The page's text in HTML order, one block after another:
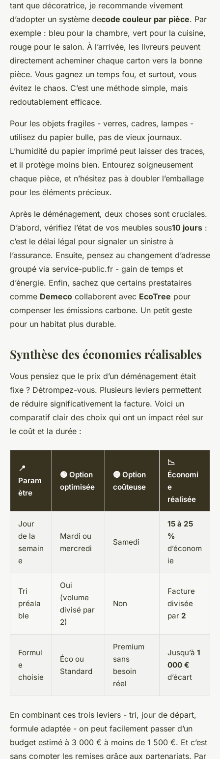
tant que décoratrice, je recommande vivement
d’adopter un système decode couleur par pièce. Par
exemple : bleu pour la chambre, vert pour la cuisine,
rouge pour le salon. À l’arrivée, les livreurs peuvent
directement acheminer chaque carton vers la bonne
pièce. Vous gagnez un temps fou, et surtout, vous
évitez le chaos. C’est une méthode simple, mais
redoutablement efficace.
Pour les objets fragiles - verres, cadres, lampes -
utilisez du papier bulle, pas de vieux journaux.
L’humidité du papier imprimé peut laisser des traces,
et il protège moins bien. Entourez soigneusement
chaque pièce, et n’hésitez pas à doubler l’emballage
pour les éléments précieux.
Après le déménagement, deux choses sont cruciales.
D’abord, vérifiez l’état de vos meubles sous10 jours :
c’est le délai légal pour signaler un sinistre à
l’assurance. Ensuite, pensez au changement d’adresse
groupé via service-public.fr - gain de temps et
d’énergie. Enfin, sachez que certains prestataires
comme Demeco collaborent avec EcoTree pour
compenser les émissions carbone. Un petit geste
pour un habitat plus durable.
Synthèse des économies réalisables
Vous pensiez que le prix d’un déménagement était
fixe ? Détrompez-vous. Plusieurs leviers permettent
de réduire significativement la facture. Voici un
comparatif clair des choix qui ont un impact réel sur
le coût et la durée :
📍
Param
ètre
🟢 Option
optimisée
🔴 Option
coûteuse
📉
Économi
e
réalisée
Jour
de la
semain
e
Mardi ou
mercredi
Samedi
15 à 25
%
d’économ
ie
Tri
préala
ble
Oui
(volume
divisé par
2)
Non
Facture
divisée
par 2
Formul
e
choisie
Éco ou
Standard
Premium
sans
besoin
réel
Jusqu’à 1
000 €
d’écart
En combinant ces trois leviers - tri, jour de départ,
formule adaptée - on peut facilement passer d’un
budget estimé à 3 000 € à moins de 1 500 €. Et c’est
sans compter les remises grâce aux partenariats. Par